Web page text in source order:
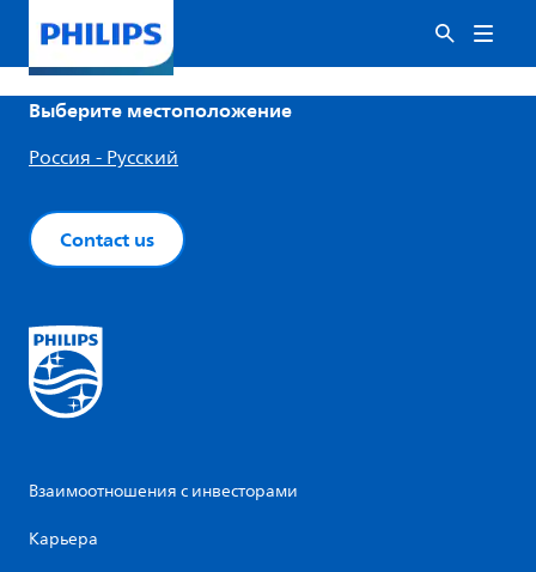
Выберите местоположение
Россия - Русский
Contact us
Взаимоотношения с инвесторами
Карьера